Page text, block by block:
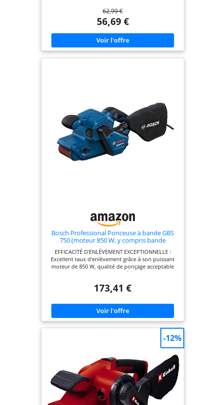
platelage et la réalisation d'autres tâches qui
nécessitent un plus grand enlèvement de matière,
avec un contrôle de vitesse variable pour délivrer
de 2 à 6 mètres par seconde pour l'enlèvement de
matière à haute puissance Vitesse variable: La
ponceuse à bande est équipée d'un cadran de
réglage de la vitesse pour une vitesse de bande
bouton de verrouillage pour un fonctionnement
continu. Poignée ergonomique avec prise souple
s'adaptant parfaitement à la main pour offrir un
contrôle et un confort maximum Accessoires:
Bande de meulage: 76 X 533mm. Surface de
meulage: 75 X 170 MM. Comprend 5 bandes de
ponçage au total, soit du grain P80. Le
changement de la bande de meulage / ponçage sur
62,99 €
56,69 €
Bosch Professional Ponceuse à bande GBS
750 (moteur 850 W, y compris bande
abrasive textile, sac à poussières)
EFFICACITÉ D'ENLÈVEMENT EXCEPTIONNELLE :
Excellent taux d'enlèvement grâce à son puissant
moteur de 850 W, qualité de ponçage acceptable
garantie par des designs spéciaux PONÇAGE
confortable avec un poids bien équilibré et des
EN MATIÈRE DE POUSSIÈRE : Bon taux
d'enlèvement des poussières grâce à un sac à
poussières durable IDÉALE POUR : poncer des
grandes planches de bois tendre et dur, des
éliminer la rouille sur le métal. Livré avec : GBS 750,
bande abrasive textile, sac à poussières, carton
173,41 €
-12%